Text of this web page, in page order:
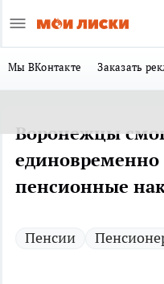
Мы ВКонтакте Заказать
Воронежцы
единовременно
пенсионные
Пенсии